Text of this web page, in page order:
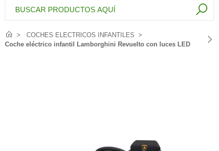
COCHES ELECTRICOS INFANTILES
Coche eléctrico infantil Lamborghini Revuelto con luces LED